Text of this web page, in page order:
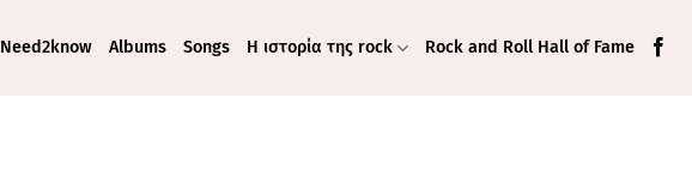
Need2know Albums Songs Η ιστορία της rock Rock and Roll Hall of Fame